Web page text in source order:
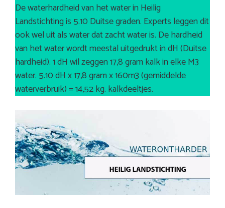
De waterhardheid van het water in Heilig
Landstichting is 5.10 Duitse graden. Experts leggen dit
ook wel uit als water dat zacht water is. De hardheid
van het water wordt meestal uitgedrukt in dH (Duitse
hardheid). 1 dH wil zeggen 17,8 gram kalk in elke M3
water. 5.10 dH x 17,8 gram x 160m3 (gemiddelde
waterverbruik) = 14,52 kg. kalkdeeltjes.